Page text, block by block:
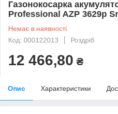
Газонокосарка
Professional AZP 3629p
Немає в наявності
Код: 000122013
Роздріб
12 466,80 ₴
Опис Характеристики